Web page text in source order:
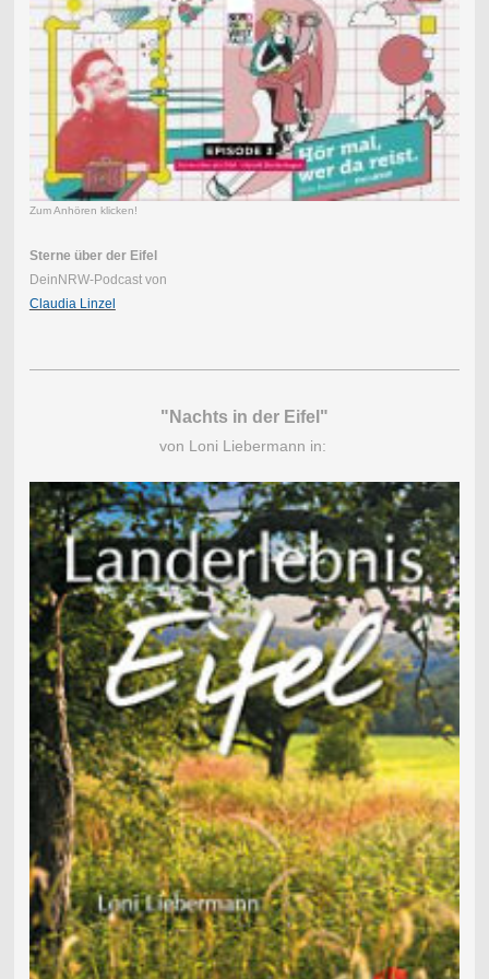
Zum Anhören klicken!
Sterne über der Eifel
DeinNRW-Podcast von
Claudia Linzel
"Nachts in der Eifel"
von Loni Liebermann in: